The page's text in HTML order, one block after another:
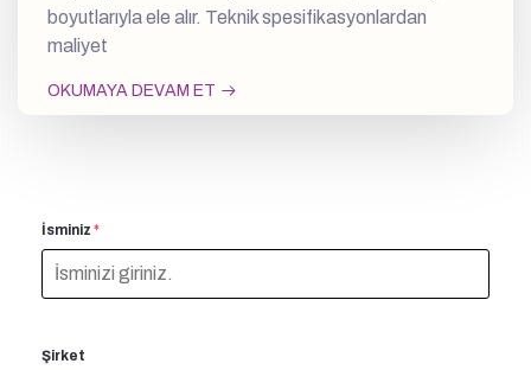
boyutlarıyla ele alır. Teknik spesifikasyonlardan
maliyet
OKUMAYA DEVAM ET
İsminiz *
Şirket